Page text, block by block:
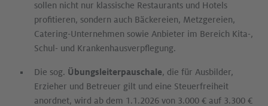
sollen nicht nur klassische Restaurants und Hotels
profitieren, sondern auch Bäckereien, Metzgereien,
Catering-Unternehmen sowie Anbieter im Bereich Kita-,
Schul- und Krankenhaus­verpflegung.
Die sog. Übungsleiterpauschale, die für Ausbilder,
Erzieher und Betreuer gilt und eine Steuerfreiheit
anordnet, wird ab dem 1.1.2026 von 3.000 € auf 3.300 €